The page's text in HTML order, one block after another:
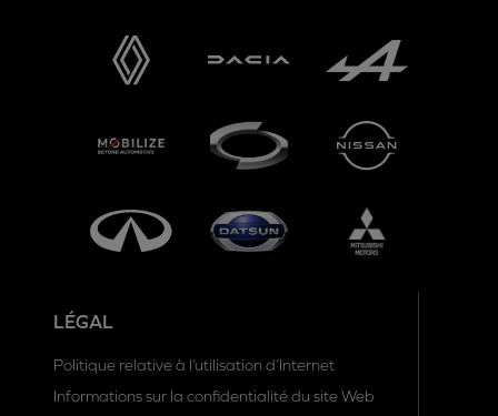
LÉGAL
Politique relative à l’utilisation d’Internet
Informations sur la confidentialité du site Web